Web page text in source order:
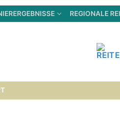
REGIONALE